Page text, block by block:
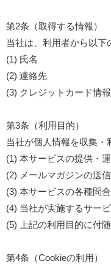
第2条（取得する情報）
当社は、利用者から以下
(1) 氏名
(2) 連絡先
(3) クレジットカード情
第3条（利用目的）
当社が個人情報を収集・
(1) 本サービスの提供・
(2) メールマガジンの送
(3) 本サービスの各種問
(4) 当社が実施するサー
(5) 上記の利用目的に付
第4条（Cookieの利用）